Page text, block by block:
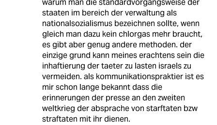
warum man die standardvorgangsweise der
staaten im bereich der verwaltung als
nationalsozialismus bezeichnen sollte, wenn
gleich man dazu kein chlorgas mehr braucht,
es gibt aber genug andere methoden. der
einzige grund kann meines erachtens sein die
inhaftierung der taeter zu lasten israels zu
vermeiden. als kommunikationspraktier ist es
mir schon lange bekannt dass die
erinnerungen der presse an den zweiten
weltkrieg der absprache von starftaten bzw
straftaten mit ihr dienen.